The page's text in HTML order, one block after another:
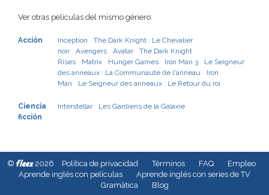
Ver otras películas del mismo género:
Acción Inception
The Dark Knight : Le Chevalier
noir
Avengers Avatar
The Dark Knight
Rises
Matrix Hunger Games Iron Man 3
Le Seigneur
des anneaux : La Communauté de l'anneau
Iron
Man
Le Seigneur des anneaux : Le Retour du roi
Ciencia
ficción
Interstellar Les Gardiens de la Galaxie
© fleex2026 Política de privacidad Términos FAQ
Empleo
Aprende inglés con películas
Aprende inglés con series de TV
Gramàtica
Blog